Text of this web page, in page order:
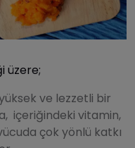
üzere;
ve lezzetli bir
içeriğindeki vitamin,
çok yönlü katkı